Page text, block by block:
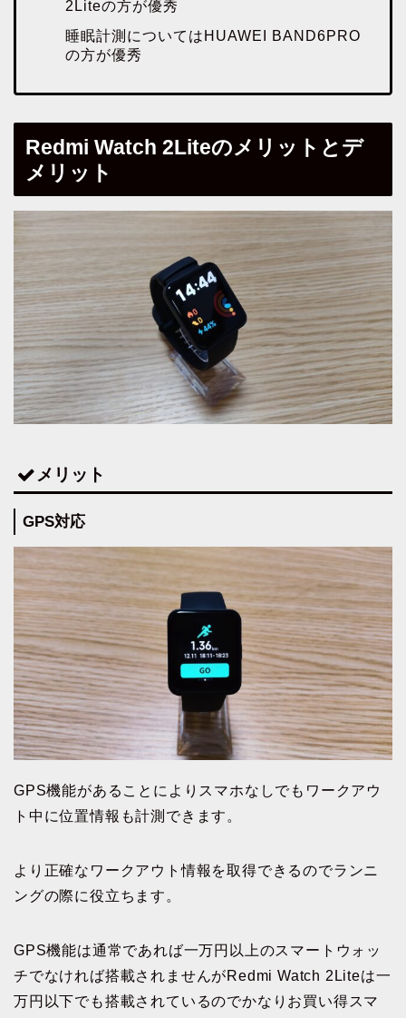
2Liteの方が優秀
睡眠計測についてはHUAWEI BAND6PRO
の方が優秀
Redmi Watch 2Liteのメリットとデ
メリット
メリット
GPS対応
GPS機能があることによりスマホなしでもワークアウ
ト中に位置情報も計測できます。
より正確なワークアウト情報を取得できるのでランニ
ングの際に役立ちます。
GPS機能は通常であれば一万円以上のスマートウォッ
チでなければ搭載されませんがRedmi Watch 2Liteは一
万円以下でも搭載されているのでかなりお買い得スマ